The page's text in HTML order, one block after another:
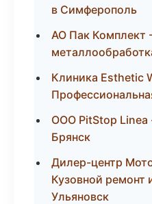
в Симферополь
АО Пак Комплект
Клиника Esthetic
ООО PitStop Linea
Брянск
Дилер-центр
Кузовной ремонт
Ульяновск